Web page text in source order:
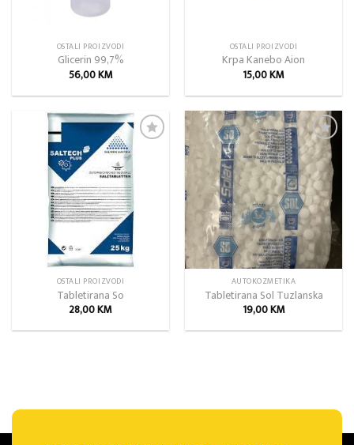
OSTALI PROIZVODI
Glicerin 99,7%
56,00KM
OSTALI PROIZVODI
Krpa Kanebo Aion
15,00KM
OSTALI PROIZVODI
Tabletirana So
28,00KM
Add to
wishlist
AUTOKOZMETIKA
Tabletirana Sol Tuzlanska
19,00KM